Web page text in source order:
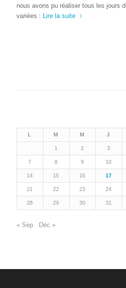
nous avons pu réaliser tous les jours
variées : Lire la suite
L M M J
1 2 3
7 8 9 10
14 15 16 17
21 22 23 24
28 29 30 31
« Sep Déc »